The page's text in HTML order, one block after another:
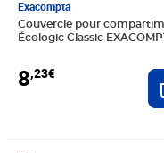
Exacompta
Couvercle pour
Écologic Classic
8,23€